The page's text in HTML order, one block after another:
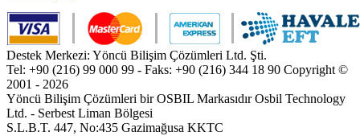
Destek Merkezi: Yöncü Bilişim Çözümleri Ltd. Şti.
Tel: +90 (216) 99 000 99 - Faks: +90 (216) 344 18 90 Copyright ©
2001 - 2026
Yöncü Bilişim Çözümleri bir OSBIL Markasıdır Osbil Technology
Ltd. - Serbest Liman Bölgesi
S.L.B.T. 447, No:435 Gazimağusa KKTC